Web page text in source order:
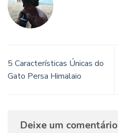
5 Características Únicas do
Gato Persa Himalaio
Deixe um comentário